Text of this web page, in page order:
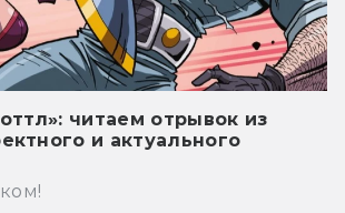
читаем отрывок из
и актуального